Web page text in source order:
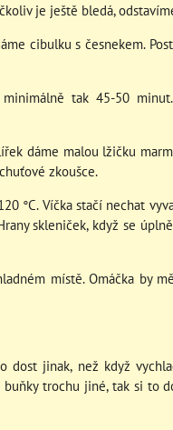
je ještě bledá,
cibulku s česnekem.
tak 45-50
dáme malou lžičku
zkoušce.
°C. Víčka stačí nechat
skleniček, když se
místě. Omáčka by
dost jinak, než když
trochu jiné, tak si to